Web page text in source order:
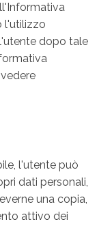
l'utilizzo
dopo tale
l'utente può
dati personali,
una copia,
attivo dei